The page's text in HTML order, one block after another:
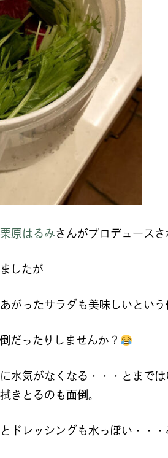
栗原はるみさんがプロデュース
したが
がったサラダも美味しいという
だったりしませんか？
水気がなくなる・・・とまで
きとるのも面倒。
ドレッシングも水っぽい・・・